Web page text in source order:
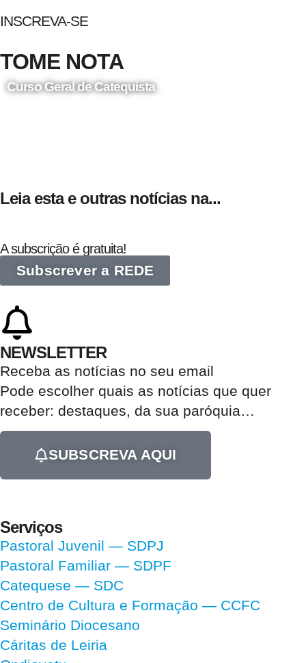
INSCREVA-SE
TOME NOTA
Curso Geral de Catequista
Leia esta e outras notícias na...
A subscrição é gratuita!
Subscrever a REDE
NEWSLETTER
Receba as notícias no seu email​
Pode escolher quais as notícias que quer
receber: destaques, da sua paróquia…
SUBSCREVA AQUI
Serviços
Pastoral Juvenil — SDPJ
Pastoral Familiar — SDPF
Catequese — SDC
Centro de Cultura e Formação — CCFC
Seminário Diocesano
Cáritas de Leiria